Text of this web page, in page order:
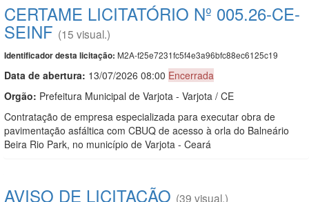
CERTAME LICITATÓRIO Nº 005.26-CE-
SEINF (15 visual.)
Identificador desta licitação: M2A-f25e7231fc5f4e3a96bfc88ec6125c19
Data de abertura: 13/07/2026 08:00 Encerrada
Orgão: Prefeitura Municipal de Varjota - Varjota / CE
Contratação de empresa especializada para executar obra de
pavimentação asfáltica com CBUQ de acesso à orla do Balneário
Beira Rio Park, no município de Varjota - Ceará
AVISO DE LICITAÇÃO (39 visual.)